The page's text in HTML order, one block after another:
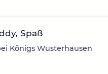
Spaß
Königs Wusterhausen